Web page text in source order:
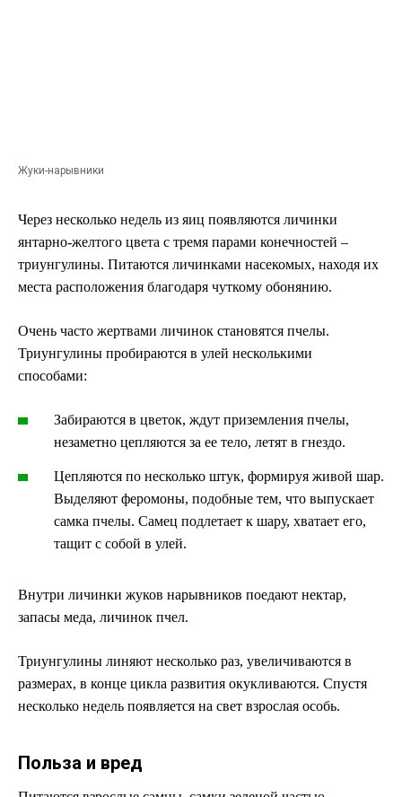
Жуки-нарывники
Через несколько недель из яиц появляются личинки
янтарно-желтого цвета с тремя парами конечностей –
триунгулины. Питаются личинками насекомых, находя их
места расположения благодаря чуткому обонянию.
Очень часто жертвами личинок становятся пчелы.
Триунгулины пробираются в улей несколькими
способами:
Забираются в цветок, ждут приземления пчелы,
незаметно цепляются за ее тело, летят в гнездо.
Цепляются по несколько штук, формируя живой шар.
Выделяют феромоны, подобные тем, что выпускает
самка пчелы. Самец подлетает к шару, хватает его,
тащит с собой в улей.
Внутри личинки жуков нарывников поедают нектар,
запасы меда, личинок пчел.
Триунгулины линяют несколько раз, увеличиваются в
размерах, в конце цикла развития окукливаются. Спустя
несколько недель появляется на свет взрослая особь.
Польза и вред